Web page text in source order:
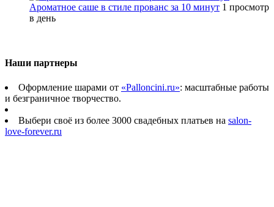
Ароматное саше в стиле прованс за 10 минут 1 просмотр
в день
Наши партнеры
Оформление шарами от «Palloncini.ru»: масштабные работы
и безграничное творчество.
Выбери своё из более 3000 свадебных платьев на salon-
love-forever.ru